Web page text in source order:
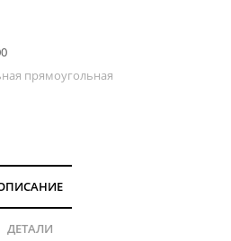
прямоугольная
ДЕТАЛИ